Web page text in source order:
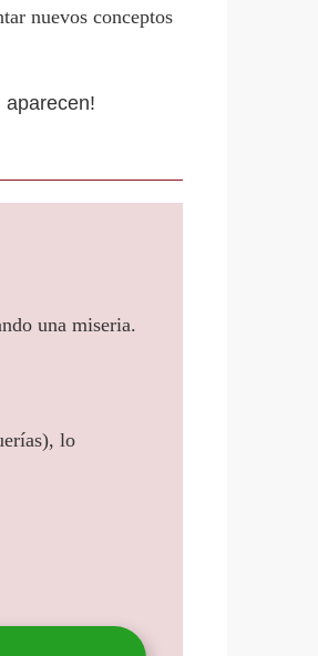
nuevos conceptos
aparecen!
una miseria.
lo